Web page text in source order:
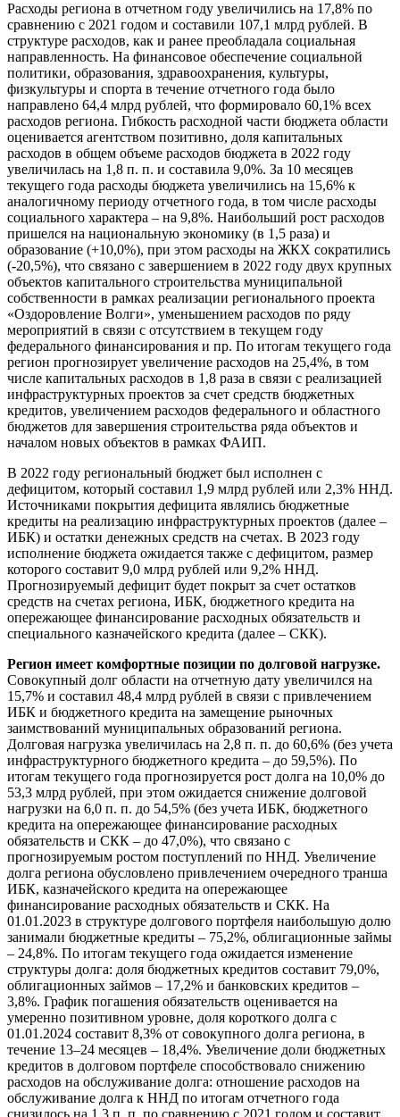
Расходы региона в отчетном году увеличились на 17,8% по
сравнению с 2021 годом и составили 107,1 млрд рублей. В
структуре расходов, как и ранее преобладала социальная
направленность. На финансовое обеспечение социальной
политики, образования, здравоохранения, культуры,
физкультуры и спорта в течение отчетного года было
направлено 64,4 млрд рублей, что формировало 60,1% всех
расходов региона. Гибкость расходной части бюджета области
оценивается агентством позитивно, доля капитальных
расходов в общем объеме расходов бюджета в 2022 году
увеличилась на 1,8 п. п. и составила 9,0%. За 10 месяцев
текущего года расходы бюджета увеличились на 15,6% к
аналогичному периоду отчетного года, в том числе расходы
социального характера – на 9,8%. Наибольший рост расходов
пришелся на национальную экономику (в 1,5 раза) и
образование (+10,0%), при этом расходы на ЖКХ сократились
(-20,5%), что связано с завершением в 2022 году двух крупных
объектов капитального строительства муниципальной
собственности в рамках реализации регионального проекта
«Оздоровление Волги», уменьшением расходов по ряду
мероприятий в связи с отсутствием в текущем году
федерального финансирования и пр. По итогам текущего года
регион прогнозирует увеличение расходов на 25,4%, в том
числе капитальных расходов в 1,8 раза в связи с реализацией
инфраструктурных проектов за счет средств бюджетных
кредитов, увеличением расходов федерального и областного
бюджетов для завершения строительства ряда объектов и
началом новых объектов в рамках ФАИП.
В 2022 году региональный бюджет был исполнен с
дефицитом, который составил 1,9 млрд рублей или 2,3% ННД.
Источниками покрытия дефицита являлись бюджетные
кредиты на реализацию инфраструктурных проектов (далее –
ИБК) и остатки денежных средств на счетах. В 2023 году
исполнение бюджета ожидается также с дефицитом, размер
которого составит 9,0 млрд рублей или 9,2% ННД.
Прогнозируемый дефицит будет покрыт за счет остатков
средств на счетах региона, ИБК, бюджетного кредита на
опережающее финансирование расходных обязательств и
специального казначейского кредита (далее – СКК).
Регион имеет комфортные позиции по долговой нагрузке.
Совокупный долг области на отчетную дату увеличился на
15,7% и составил 48,4 млрд рублей в связи с привлечением
ИБК и бюджетного кредита на замещение рыночных
заимствований муниципальных образований региона.
Долговая нагрузка увеличилась на 2,8 п. п. до 60,6% (без учета
инфраструктурного бюджетного кредита – до 59,5%). По
итогам текущего года прогнозируется рост долга на 10,0% до
53,3 млрд рублей, при этом ожидается снижение долговой
нагрузки на 6,0 п. п. до 54,5% (без учета ИБК, бюджетного
кредита на опережающее финансирование расходных
обязательств и СКК – до 47,0%), что связано с
прогнозируемым ростом поступлений по ННД. Увеличение
долга региона обусловлено привлечением очередного транша
ИБК, казначейского кредита на опережающее
финансирование расходных обязательств и СКК. На
01.01.2023 в структуре долгового портфеля наибольшую долю
занимали бюджетные кредиты – 75,2%, облигационные займы
– 24,8%. По итогам текущего года ожидается изменение
структуры долга: доля бюджетных кредитов составит 79,0%,
облигационных займов – 17,2% и банковских кредитов –
3,8%. График погашения обязательств оценивается на
умеренно позитивном уровне, доля короткого долга с
01.01.2024 составит 8,3% от совокупного долга региона, в
течение 13–24 месяцев – 18,4%. Увеличение доли бюджетных
кредитов в долговом портфеле способствовало снижению
расходов на обслуживание долга: отношение расходов на
обслуживание долга к ННД по итогам отчетного года
снизилось на 1,3 п. п. по сравнению с 2021 годом и составит